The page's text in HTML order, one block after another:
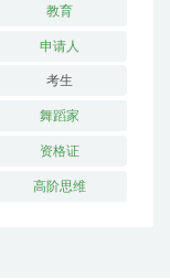
教育
申请人
考生
舞蹈家
资格证
高阶思维